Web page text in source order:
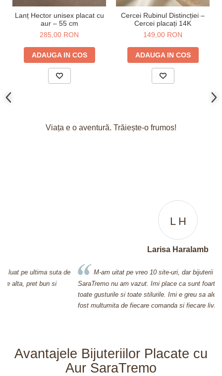
Lanț Hector unisex placat cu
aur – 55 cm
285,00 RON
ADAUGA IN COS
Cercei Rubinul Distincției –
Cercei placați 14K
149,00 RON
ADAUGA IN COS
Viața e o aventură. Trăiește-o frumos!
M-am uitat pe vreo 10 site-uri, dar bijuterii asa frumoase ca la
SaraTremo nu am vazut. Imi place ca sunt foarte diverse, pentru
toate gusturile si toate stilurile. Imi e greu sa aleg de fiecare data. Am
fost multumita de fiecare comanda si fiecare livrare in parte.
Avantajele Bijuteriilor Placate cu
Aur SaraTremo